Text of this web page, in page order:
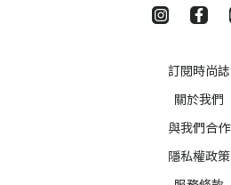
訂閱時尚誌
關於我們
與我們合作
隱私權政策